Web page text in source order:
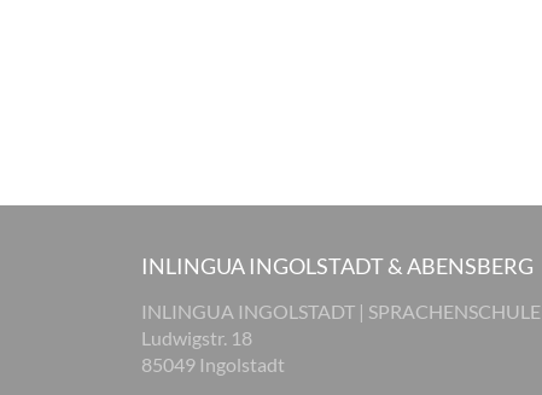
INLINGUA INGOLSTADT & ABENSBERG
INLINGUA INGOLSTADT | SPRACHENSCHULE
Ludwigstr. 18
85049 Ingolstadt